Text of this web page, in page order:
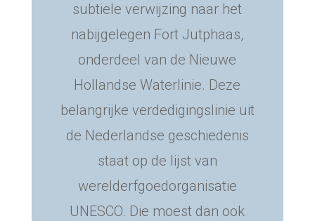
subtiele verwijzing naar het
nabijgelegen Fort Jutphaas,
onderdeel van de Nieuwe
Hollandse Waterlinie. Deze
belangrijke verdedigingslinie uit
de Nederlandse geschiedenis
staat op de lijst van
werelderfgoedorganisatie
UNESCO. Die moest dan ook